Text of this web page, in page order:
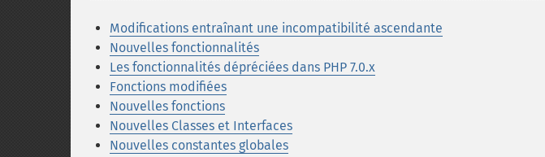
Modifications entraînant une incompatibilité ascendante
Nouvelles fonctionnalités
Les fonctionnalités dépréciées dans PHP 7.0.x
Fonctions modifiées
Nouvelles fonctions
Nouvelles Classes et Interfaces
Nouvelles constantes globales